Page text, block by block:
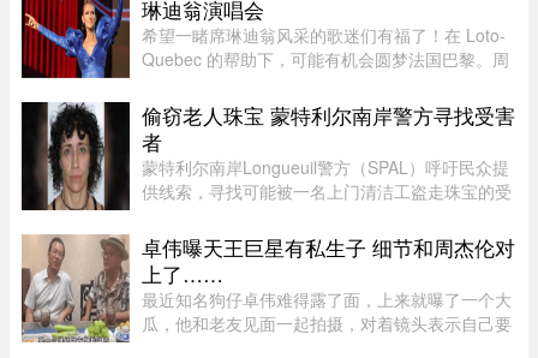
琳迪翁演唱会
希望一睹席琳迪翁风采的歌迷们有福了！在 Loto-
Quebec 的帮助下，可能有机会圆梦法国巴黎。周
Experience”抽奖活动，将抽出两位幸运歌迷（每
人可携一名同伴），邀他们亲临现 ...
偷窃老人珠宝 蒙特利尔南岸警方寻找受害
者
蒙特利尔南岸Longueuil警方（SPAL）呼吁民众提
供线索，寻找可能被一名上门清洁工盗走珠宝的受
手。48岁的Longueuil居民Mélanie Tanguay上周
四出庭，被控涉及Saint-Brun ...
卓伟曝天王巨星有私生子 细节和周杰伦对
上了……
最近知名狗仔卓伟难得露了面，上来就曝了一个大
瓜，他和老友见面一起拍摄，对着镜头表示自己要